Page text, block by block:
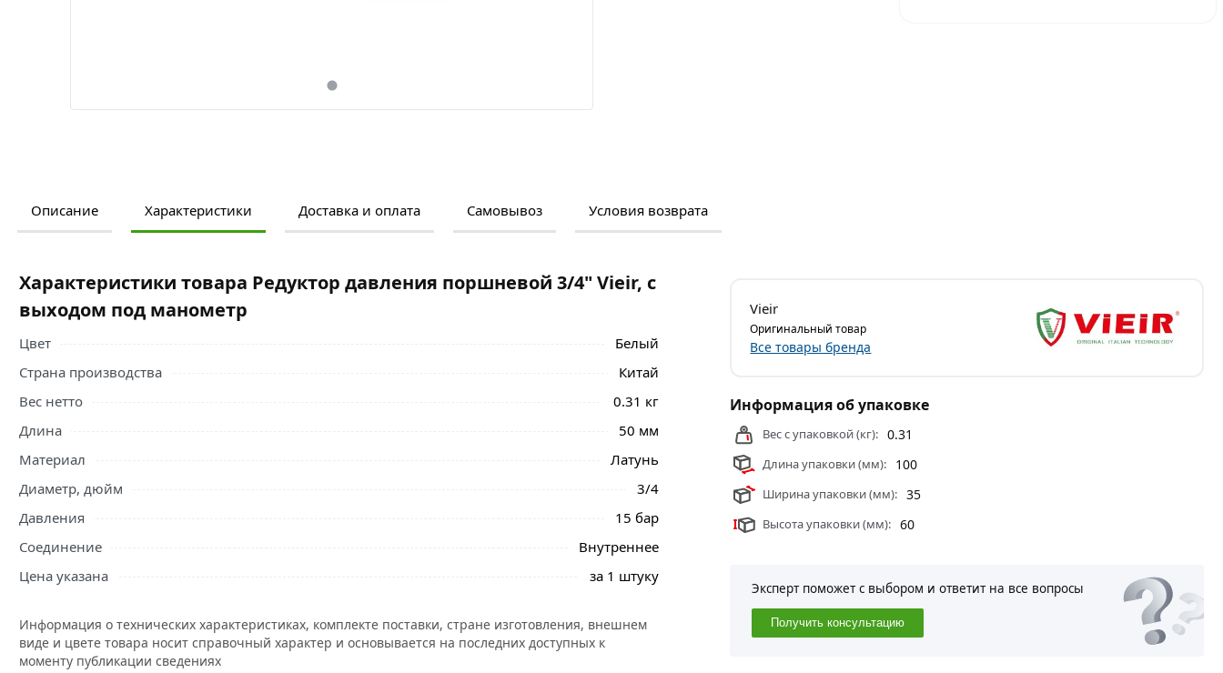
Описание Характеристики Доставка и оплата Самовывоз Условия возврата
Ознакомьтесь с подробными характеристиками, описанием и отзывами о товаре, чтобы сделать
Условия доставки и цены на товар Редуктор давления поршневой 3/4" Vieir, с выходом под
манометр из категорииРедукторы давления
Характеристики товара Редуктор давления поршневой 3/4" Vieir, с
выходом под манометр
Цвет
Белый
Страна производства
Китай
Вес нетто
0.31 кг
Длина
50 мм
Материал
Латунь
Диаметр, дюйм
3/4
Давления
15 бар
Соединение
Внутреннее
Цена указана
за 1 штуку
Информация о технических характеристиках, комплекте поставки, стране изготовления, внешнем
виде и цвете товара носит справочный характер и основывается на последних доступных к
моменту публикации сведениях
Vieir
Оригинальный товар
Все товары бренда
Информация об упаковке
Вес с упаковкой (кг): 0.31
Длина упаковки (мм): 100
Ширина упаковки (мм): 35
Высота упаковки (мм): 60
Эксперт поможет с выбором и ответит на все вопросы
Получить консультацию